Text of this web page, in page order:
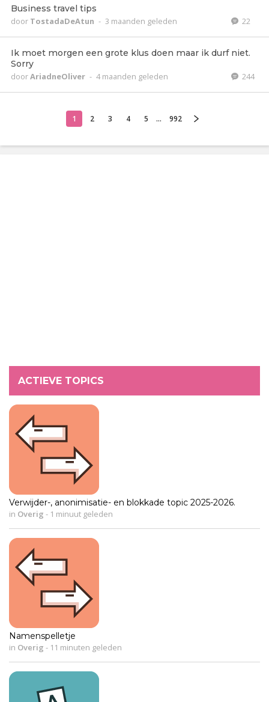
Business travel tips
door TostadaDeAtun - 3 maanden geleden 22
Ik moet morgen een grote klus doen maar ik durf niet.
Sorry
doorAriadneOliver - 4 maanden geleden 244
1 2 3 4 5 ... 992
ACTIEVE TOPICS
Verwijder-, anonimisatie- en blokkade topic 2025-2026.
in Overig - 1 minuut geleden
Namenspelletje
in Overig - 11 minuten geleden